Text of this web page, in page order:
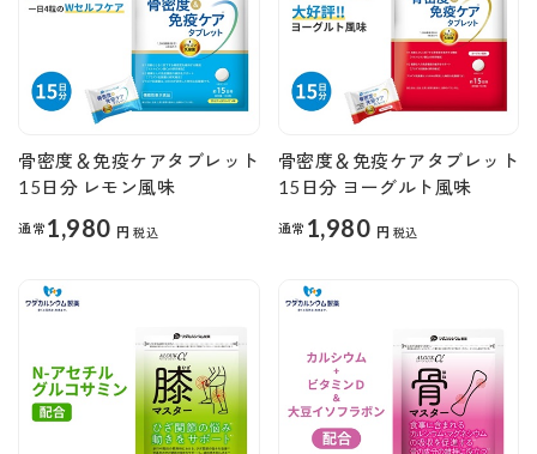
骨密度＆免疫ケアタブレット
15日分 レモン風味
通常 1,980 円 税込
骨密度＆免疫ケアタブレット
15日分 ヨーグルト風味
通常 1,980 円 税込